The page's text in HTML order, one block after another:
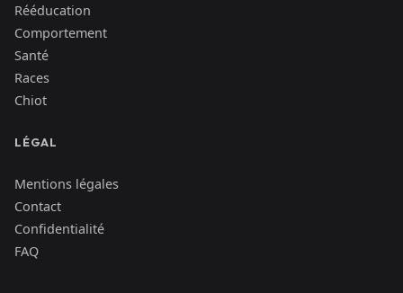
Rééducation
Comportement
Santé
Races
Chiot
LÉGAL
Mentions légales
Contact
Confidentialité
FAQ